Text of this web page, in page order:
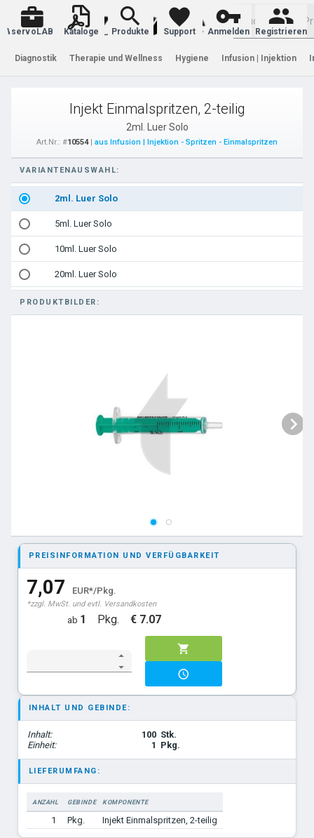
Warenkorb
servoLAB Kataloge Produkte Support Anmelden Registrieren
Diagnostik Therapie und Wellness Hygiene Infusion | Injektion
Injekt Einmalspritzen, 2-teilig
2ml. Luer Solo
Art.Nr.: #10554| aus Infusion | Injektion - Spritzen - Einmalspritzen
VARIANTENAUSWAHL:
2ml. Luer Solo
5ml. Luer Solo
10ml. Luer Solo
20ml. Luer Solo
PRODUKTBILDER:
PREISINFORMATION UND VERFÜGBARKEIT
7,07 EUR*/Pkg.
*zzgl. MwSt. und evtl. Versandkosten
ab 1 Pkg. € 7.07
INHALT UND GEBINDE:
Inhalt: 100 Stk.
Einheit:
1 Pkg.
LIEFERUMFANG:
ANZAHL GEBINDE
KOMPONENTE
1
Pkg. Injekt Einmalspritzen, 2-teilig